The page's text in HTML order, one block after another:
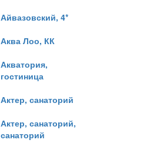
Айвазовский, 4*
Аква Лоо, КК
Акватория,
гостиница
Актер, санаторий
Актер, санаторий,
санаторий